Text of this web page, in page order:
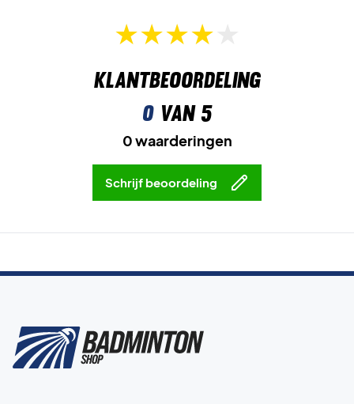
Klantbeoordeling
0van 5
0 waarderingen
Schrijf beoordeling